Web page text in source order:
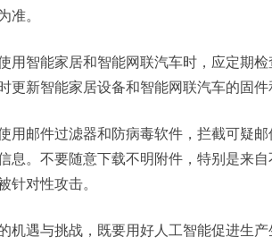
准。
用智能家居和智能网联汽车时，应定期
更新智能家居设备和智能网联汽车的固件
用邮件过滤器和防病毒软件，拦截可疑
息。不要随意下载不明附件，特别是来
针对性攻击。
遇与挑战，既要用好人工智能促进生产